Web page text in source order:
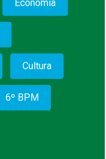
Economia
Cultura
6º BPM